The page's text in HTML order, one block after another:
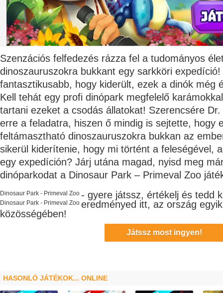
Szenzációs felfedezés rázza fel a tudományos
dinoszauruszokra bukkant egy sarkköri
fantasztikusabb, hogy kiderült, ezek a dinók még
Kell tehát egy profi dinópark megfelelő
tartani ezeket a csodás állatokat! Szerencsére
erre a feladatra, hiszen ő mindig is sejtette, hogy
feltámasztható dinoszauruszokra bukkan az
sikerül kiderítenie, hogy mi történt a feleségével,
egy expedíción? Járj utána magad, nyisd meg
dinóparkodat a Dinosaur Park – Primeval Zoo
Dinosaur Park - Primeval Zoo - gyere játssz, értékelj és tedd
eredményed itt, az ország
Dinosaur Park - Primeval Zoo
közösségében!
Játssz most ingyen!
HASONLÓ JÁTÉKOK... ONLINE